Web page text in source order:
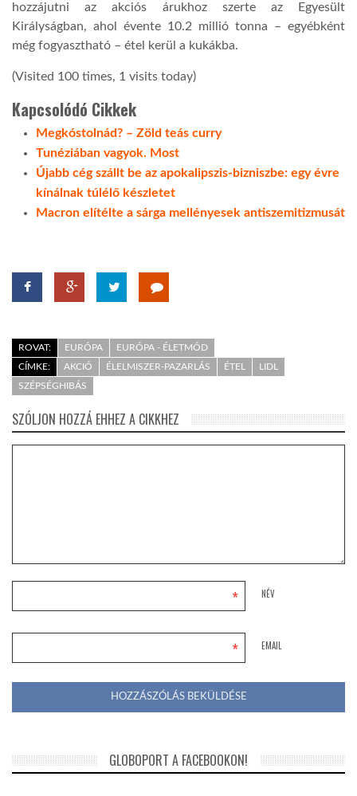
hozzájutni az akciós árukhoz szerte az Egyesült
Királyságban, ahol évente 10.2 millió tonna – egyébként
még fogyasztható – étel kerül a kukákba.
(Visited 100 times, 1 visits today)
Kapcsolódó Cikkek
Megkóstolnád? – Zöld teás curry
Tunéziában vagyok. Most
Újabb cég szállt be az apokalipszis-bizniszbe: egy évre
kínálnak túlélő készletet
Macron elítélte a sárga mellényesek antiszemitizmusát
ROVAT: EURÓPA
EURÓPA - ÉLETMÓD
CÍMKE:
AKCIÓ ÉLELMISZER-PAZARLÁS ÉTEL
LIDL
SZÉPSÉGHIBÁS
SZÓLJON HOZZÁ EHHEZ A CIKKHEZ
NÉV
*
EMAIL
*
GLOBOPORT A FACEBOOKON!